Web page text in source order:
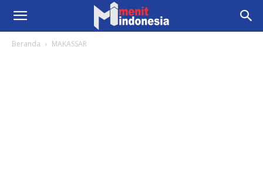
Beranda MAKASSAR